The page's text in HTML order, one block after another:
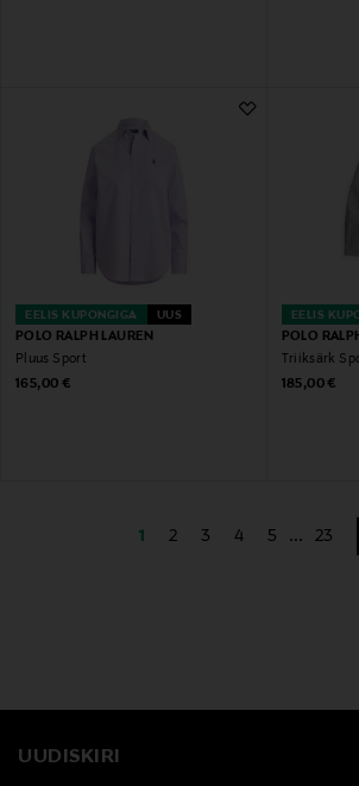
EELIS KUPONGIGA UUS
POLO RALPH LAUREN
Pluus Sport
Original Price
165,00 €
EELIS
POLO
Triiksärk
Original Price
185,00 €
1 2 3 4 5 ... 23
UUDISKIRI